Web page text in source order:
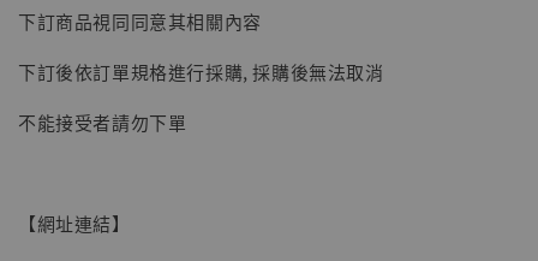
下訂商品視同同意其相關內容
下訂後依訂單規格進行採購, 採購後無法取消
不能接受者請勿下單
【網址連結】